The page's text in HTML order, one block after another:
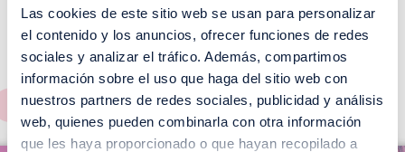
Las cookies de este sitio web se usan para personalizar
el contenido y los anuncios, ofrecer funciones de redes
sociales y analizar el tráfico. Además, compartimos
información sobre el uso que haga del sitio web con
nuestros partners de redes sociales, publicidad y análisis
web, quienes pueden combinarla con otra información
que les haya proporcionado o que hayan recopilado a
¡No te pierdas nuestros
EVENTOS!
Ver todos >